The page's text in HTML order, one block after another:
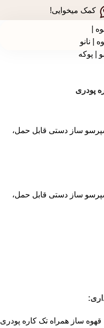
قهوه ساز همراه هدیه ببر!
کمک میخوایی!
پودری
قهوه‌ ساز همراه تک کاره پودری